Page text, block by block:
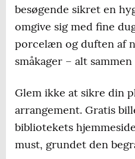
besøgende sikret en
omgive sig med fine
porcelæn og duften af
småkager – alt
Glem ikke at sikre din
arrangement. Gratis
bibliotekets
must, grundet den